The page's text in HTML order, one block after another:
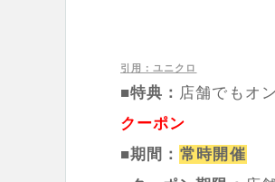
引用：ユニクロ
■特典： 店舗でもオ
クーポン
■期間： 常時開催